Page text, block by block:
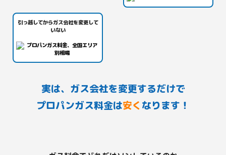
引っ越してからガス会社を変更して
いない
実は、ガス会社を変更するだけで
プロパンガス料金は安くなります！